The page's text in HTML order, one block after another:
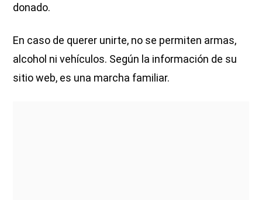
donado.
En caso de querer unirte, no se permiten armas,
alcohol ni vehículos. Según la información de su
sitio web, es una marcha familiar.